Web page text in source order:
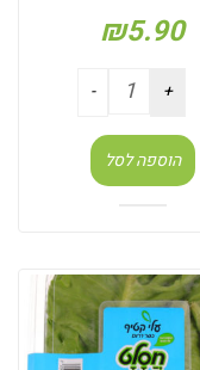
₪5.90
הוספה לסל